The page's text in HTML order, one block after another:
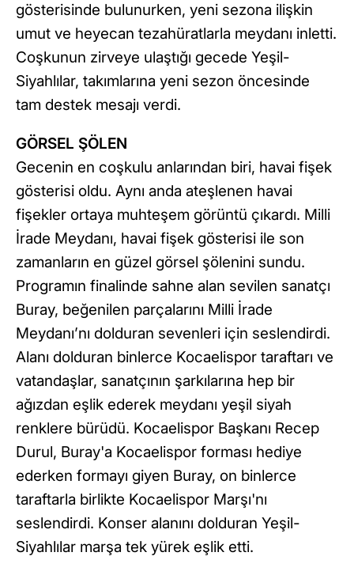
gösterisinde bulunurken, yeni sezona ilişkin
umut ve heyecan tezahüratlarla meydanı inletti.
Coşkunun zirveye ulaştığı gecede Yeşil-
Siyahlılar, takımlarına yeni sezon öncesinde
tam destek mesajı verdi.
GÖRSEL ŞÖLEN
Gecenin en coşkulu anlarından biri, havai fişek
gösterisi oldu. Aynı anda ateşlenen havai
fişekler ortaya muhteşem görüntü çıkardı. Milli
İrade Meydanı, havai fişek gösterisi ile son
zamanların en güzel görsel şölenini sundu.
Programın finalinde sahne alan sevilen sanatçı
Buray, beğenilen parçalarını Milli İrade
Meydanı’nı dolduran sevenleri için seslendirdi.
Alanı dolduran binlerce Kocaelispor taraftarı ve
vatandaşlar, sanatçının şarkılarına hep bir
ağızdan eşlik ederek meydanı yeşil siyah
renklere bürüdü. Kocaelispor Başkanı Recep
Durul, Buray'a Kocaelispor forması hediye
ederken formayı giyen Buray, on binlerce
taraftarla birlikte Kocaelispor Marşı'nı
seslendirdi. Konser alanını dolduran Yeşil-
Siyahlılar marşa tek yürek eşlik etti.